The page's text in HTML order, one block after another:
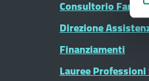
Consultorio
Direzione
Finanziamenti
Lauree